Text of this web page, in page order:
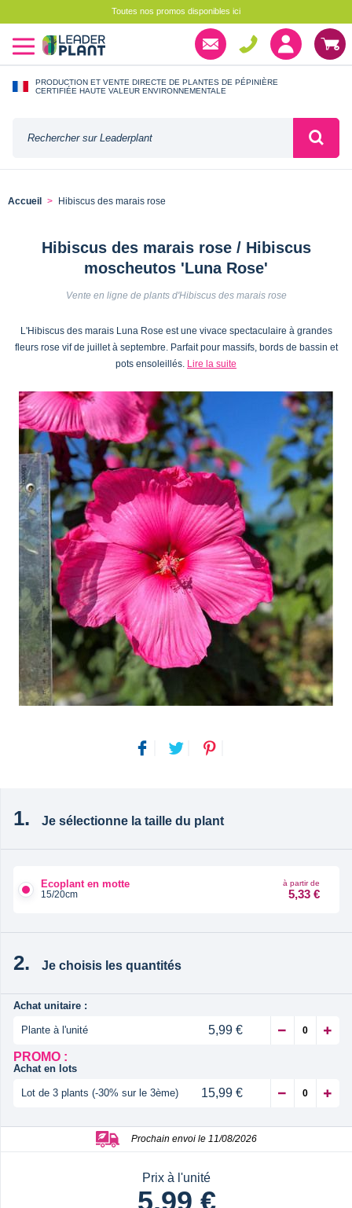
Toutes nos promos disponibles ici
PRODUCTION ET VENTE DIRECTE DE PLANTES DE PÉPINIÈRE
CERTIFIÉE HAUTE VALEUR ENVIRONNEMENTALE
Accueil Hibiscus des marais rose
Hibiscus des marais rose / Hibiscus
moscheutos 'Luna Rose'
Vente en ligne de plants d'Hibiscus des marais rose
L'Hibiscus des marais Luna Rose est une vivace spectaculaire à grandes
fleurs rose vif de juillet à septembre. Parfait pour massifs, bords de bassin et
pots ensoleillés. Lire la suite
Je sélectionne la taille du plant
Ecoplant en motte
15/20cm
à partir de
5,33 €
Je choisis les quantités
Achat unitaire :
Plante à l'unité
5,99 €
PROMO :
Achat en lots
Lot de 3 plants (-30% sur le 3ème) 15,99 €
Prochain envoi le 11/08/2026
Prix à l'unité
5,99 €